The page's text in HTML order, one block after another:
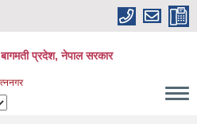
प्रदेश, नेपाल सरकार